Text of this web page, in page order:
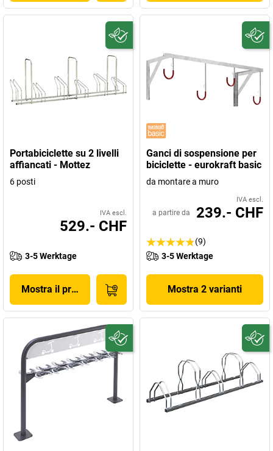
Portabiciclette su 2 livelli
affiancati - Mottez
6 posti
IVA escl.
529.- CHF
3-5 Werktage
Mostra il prodotto
Ganci di sospensione per
biciclette - eurokraft basic
da montare a muro
IVA escl.
a partire da 239.- CHF
(9)
3-5 Werktage
Mostra 2 varianti